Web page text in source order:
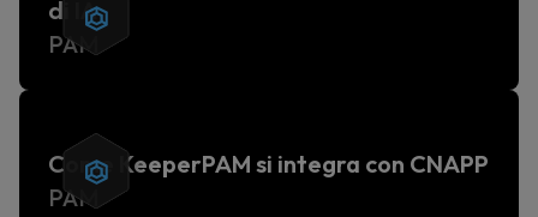
di IA
PAM
Come KeeperPAM si integra con CNAPP
PAM